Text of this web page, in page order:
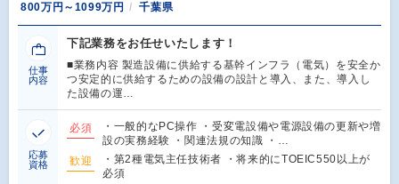
800万円～1099万円 千葉県
仕事
内容
下記業務をお任せいたします！
■業務内容 製造設備に供給する基幹インフラ（電気）を安全か
つ安定的に供給するための設備の設計と導入、また、導入し
た設備の運…
応募
資格
必須
・一般的なPC操作 ・受変電設備や電源設備の更新や増
設の実務経験 ・関連法規の知識 ・…
歓迎
・第2種電気主任技術者 ・将来的にTOEIC550以上が
必須